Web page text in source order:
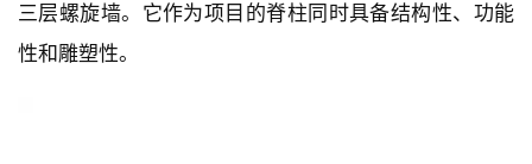
三层螺旋墙。它作为项目的脊柱同时具备结构性、功能
性和雕塑性。